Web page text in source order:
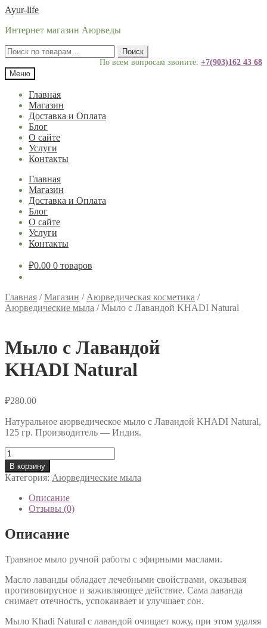
Перейти
навигации
Перейти
содержимому
Ayur-life
Интернет магазин Аюрведы
Искать:
Поиск
По всем вопросам звоните: +7(903)162 43 68
Меню
Главная
Магазин
Доставка и Оплата
Блог
О сайте
Услуги
Контакты
Главная
Магазин
Доставка и Оплата
Блог
О сайте
Услуги
Контакты
₽0.00 0 товаров
Главная /Магазин / Аюрведическая косметика /
Аюрведические мыла /Мыло с Лавандой KHADI Natural
Мыло с Лавандой
KHADI Natural
₽280.00
Натуральное аюрведическое мыло с Лавандой KHADI Natural,
125 гр. Производитель — Индия.
Количество
товара
Мыло
с
Лавандой
KHADI Natural
В корзину
Категория: Аюрведические мыла
Описание
Отзывы (0)
Описание
Травяное мыло ручной работы с эфирными маслами.
Масло лаванды обладает лечебными свойствами, оказывая
противовирусное и заживляющее действие. Сама лаванда
снимает отечность, успокаивает и улучшает сон.
Мыло Khadi Natural с лавандой очищает кожу, при этом удаляя